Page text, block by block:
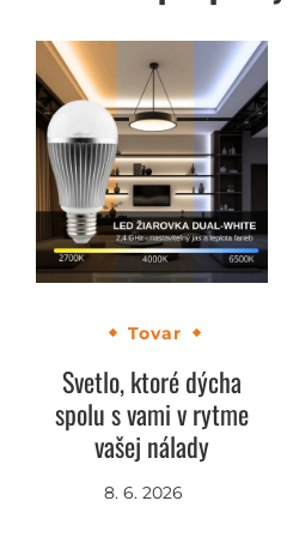
Tovar
Svetlo, ktoré dýcha
spolu s vami v rytme
vašej nálady
8. 6. 2026